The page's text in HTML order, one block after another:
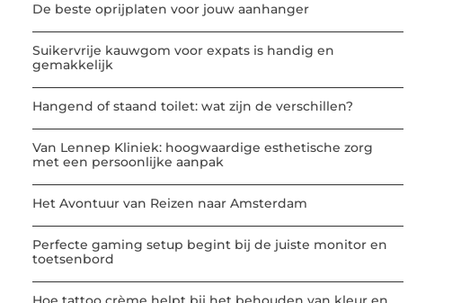
De beste oprijplaten voor jouw aanhanger
Suikervrije kauwgom voor expats is handig en
gemakkelijk
Hangend of staand toilet: wat zijn de verschillen?
Van Lennep Kliniek: hoogwaardige esthetische zorg
met een persoonlijke aanpak
Het Avontuur van Reizen naar Amsterdam
Perfecte gaming setup begint bij de juiste monitor en
toetsenbord